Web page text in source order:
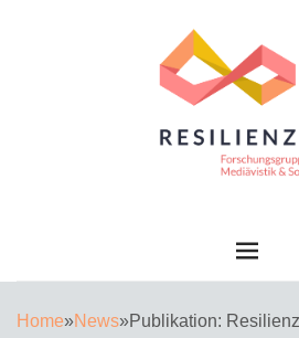
Home»News»Publikation: